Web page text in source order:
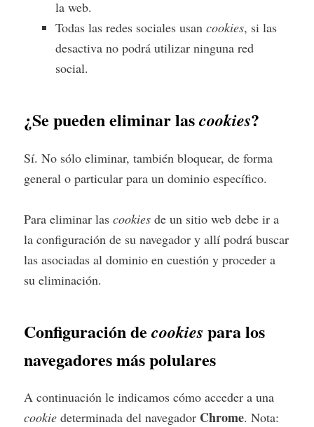
la web.
Todas las redes sociales usancookies, si las
desactiva no podrá utilizar ninguna red
social.
¿Se pueden eliminar lascookies?
Sí. No sólo eliminar, también bloquear, de forma
general o particular para un dominio específico.
Para eliminar lascookies de un sitio web debe ir a
la configuración de su navegador y allí podrá buscar
las asociadas al dominio en cuestión y proceder a
su eliminación.
Configuración decookies para los
navegadores más polulares
A continuación le indicamos cómo acceder a una
cookie determinada del navegador Chrome. Nota: